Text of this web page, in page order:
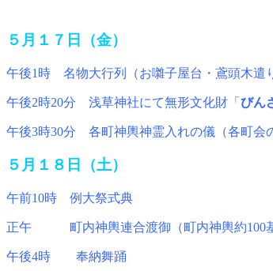
５月１７日（金）
午後1時 名物大行列（お囃子屋台・鳶頭木遣
午後2時20分 浅草神社にて無形文化財「 びん
午後3時30分 各町神輿神霊入れの儀（各町会
５月１８日（土）
午前10時 例大祭式典
正午 町内神輿連合渡御（町内神輿約100基
午後4時 奉納舞踊